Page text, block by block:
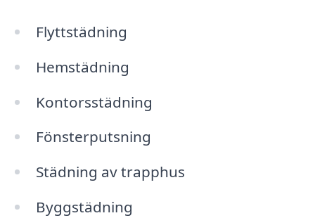
Flyttstädning
Hemstädning
Kontorsstädning
Fönsterputsning
Städning av trapphus
Byggstädning